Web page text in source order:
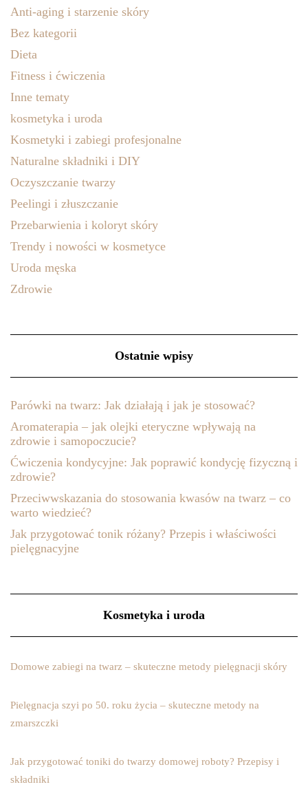
Anti-aging i starzenie skóry
Bez kategorii
Dieta
Fitness i ćwiczenia
Inne tematy
kosmetyka i uroda
Kosmetyki i zabiegi profesjonalne
Naturalne składniki i DIY
Oczyszczanie twarzy
Peelingi i złuszczanie
Przebarwienia i koloryt skóry
Trendy i nowości w kosmetyce
Uroda męska
Zdrowie
Ostatnie wpisy
Parówki na twarz: Jak działają i jak je stosować?
Aromaterapia – jak olejki eteryczne wpływają na
zdrowie i samopoczucie?
Ćwiczenia kondycyjne: Jak poprawić kondycję fizyczną i
zdrowie?
Przeciwwskazania do stosowania kwasów na twarz – co
warto wiedzieć?
Jak przygotować tonik różany? Przepis i właściwości
pielęgnacyjne
Kosmetyka i uroda
Domowe zabiegi na twarz – skuteczne metody pielęgnacji skóry
Pielęgnacja szyi po 50. roku życia – skuteczne metody na
zmarszczki
Jak przygotować toniki do twarzy domowej roboty? Przepisy i
składniki